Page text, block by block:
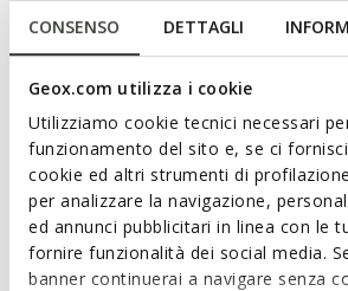
CONSENSO DETTAGLI
Geox.com utilizza i cookie
Utilizziamo cookie tecnici necessari
funzionamento del sito e, se ci
cookie ed altri strumenti di
per analizzare la navigazione,
ed annunci pubblicitari in linea con le
fornire funzionalità dei social media.
banner continuerai a navigare senza
FLEXTRIDE PLUS FEMME
Baskets slip in
€75,00
NEBULA
Baskets
€89,00